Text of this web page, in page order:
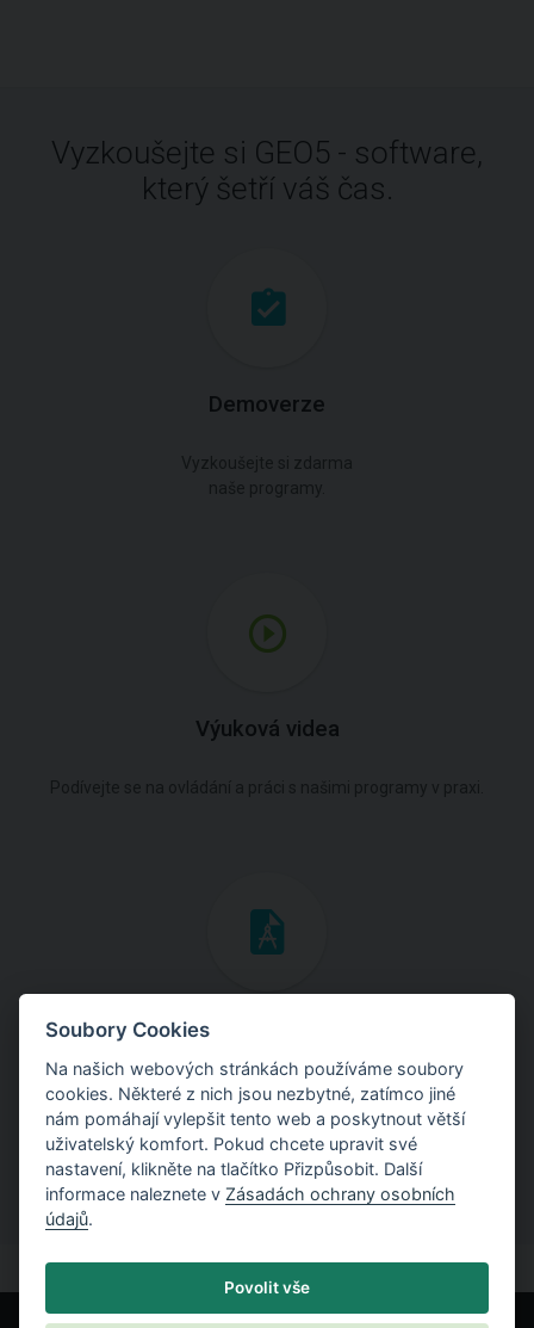
Vyzkoušejte si GEO5 - software,
který šetří váš čas.
Demoverze
Výuková videa
Inženýrské manuály
Stáhněte si manuály s teoretickými i praktickými ukázkami
použití programů.
Soubory Cookies
Na našich webových stránkách používáme soubory
cookies. Některé z nich jsou nezbytné, zatímco jiné
nám pomáhají vylepšit tento web a poskytnout větší
uživatelský komfort. Pokud chcete upravit své
nastavení, klikněte na tlačítko Přizpůsobit. Další
informace naleznete v Zásadách ochrany osobních
údajů.
Povolit vše